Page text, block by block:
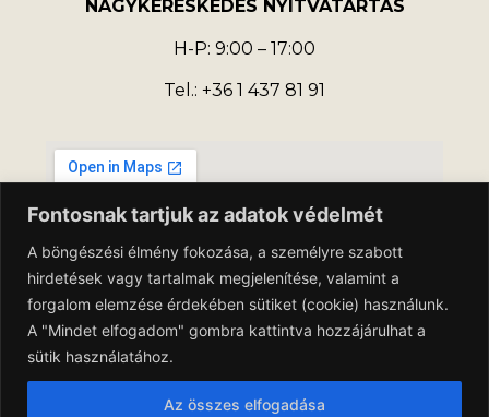
Fontosnak tartjuk az adatok védelmét
A böngészési élmény fokozása, a személyre szabott
hirdetések vagy tartalmak megjelenítése, valamint a
forgalom elemzése érdekében sütiket (cookie) használunk.
A "Mindet elfogadom" gombra kattintva hozzájárulhat a
sütik használatához.
Az összes elfogadása
NAGYKERESKEDÉS NYITVATARTÁS
H-P: 9:00 – 17:00
Tel.: +36 1 437 81 91
Adatkezelési Tájékoztató